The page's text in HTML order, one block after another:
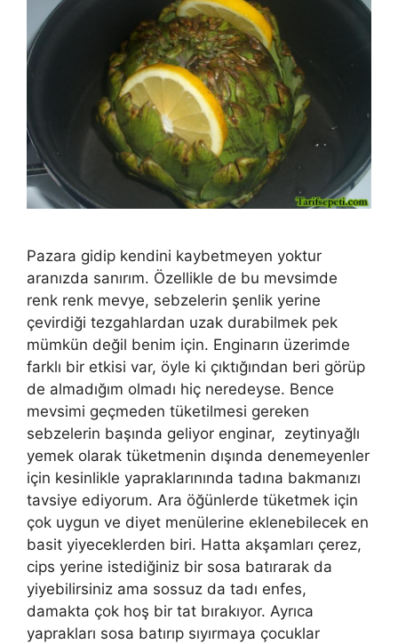
Pazara gidip kendini kaybetmeyen yoktur
aranızda sanırım. Özellikle de bu mevsimde
renk renk mevye, sebzelerin şenlik yerine
çevirdiği tezgahlardan uzak durabilmek pek
mümkün değil benim için. Enginarın üzerimde
farklı bir etkisi var, öyle ki çıktığından beri görüp
de almadığım olmadı hiç neredeyse. Bence
mevsimi geçmeden tüketilmesi gereken
sebzelerin başında geliyor enginar, zeytinyağlı
yemek olarak tüketmenin dışında denemeyenler
için kesinlikle yapraklarınında tadına bakmanızı
tavsiye ediyorum. Ara öğünlerde tüketmek için
çok uygun ve diyet menülerine eklenebilecek en
basit yiyeceklerden biri. Hatta akşamları çerez,
cips yerine istediğiniz bir sosa batırarak da
yiyebilirsiniz ama sossuz da tadı enfes,
damakta çok hoş bir tat bırakıyor. Ayrıca
yaprakları sosa batırıp sıyırmaya çocuklar